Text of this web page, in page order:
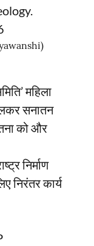
महिला
सनातन
को और
निर्माण
निरंतर कार्य